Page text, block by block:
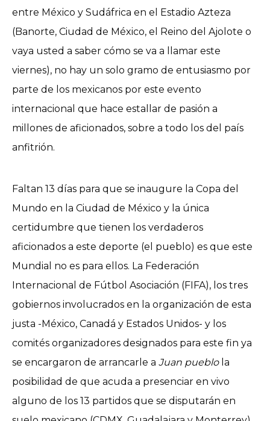
entre México y Sudáfrica en el Estadio Azteza
(Banorte, Ciudad de México, el Reino del Ajolote o
vaya usted a saber cómo se va a llamar este
viernes), no hay un solo gramo de entusiasmo por
parte de los mexicanos por este evento
internacional que hace estallar de pasión a
millones de aficionados, sobre a todo los del país
anfitrión.
Faltan 13 días para que se inaugure la Copa del
Mundo en la Ciudad de México y la única
certidumbre que tienen los verdaderos
aficionados a este deporte (el pueblo) es que este
Mundial no es para ellos. La Federación
Internacional de Fútbol Asociación (FIFA), los tres
gobiernos involucrados en la organización de esta
justa -México, Canadá y Estados Unidos- y los
comités organizadores designados para este fin ya
se encargaron de arrancarle a Juan pueblola
posibilidad de que acuda a presenciar en vivo
alguno de los 13 partidos que se disputarán en